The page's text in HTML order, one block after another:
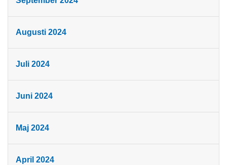
Augusti 2024
Juli 2024
Juni 2024
Maj 2024
April 2024